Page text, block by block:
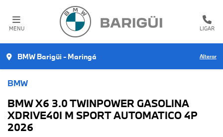
MENU LIGAR
BMW Barigüi - Maringá Alterar
BMW
BMW X6 3.0 TWINPOWER GASOLINA
XDRIVE40I M SPORT AUTOMATICO 4P
2026